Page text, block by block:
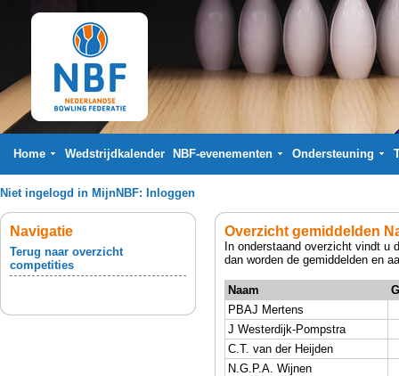
Home Wedstrijdkalender NBF-evenementen Ondersteuning
Niet ingelogd in MijnNBF: Inloggen
Navigatie
Terug naar overzicht
competities
Overzicht gemiddelden
In onderstaand overzicht vindt u
dan worden de gemiddelden en
Naam
PBAJ Mertens
J Westerdijk-Pompstra
C.T. van der Heijden
N.G.P.A. Wijnen